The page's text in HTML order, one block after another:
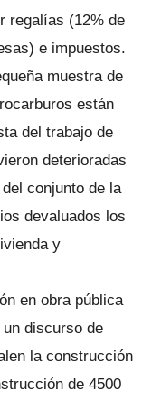
regalías (12% de
e impuestos.
muestra de
están
del trabajo de
deterioradas
conjunto de la
devaluados los
y
en obra pública
discurso de
la construcción
de 4500